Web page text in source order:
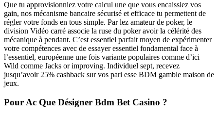
Que tu approvisionniez votre calcul une que vous encaissiez vos
gain, nos mécanisme bancaire sécurisé et efficace tu permettent de
régler votre fonds en tous simple. Par lez amateur de poker, le
division Vidéo carré associe la ruse du poker avoir la célérité des
mécanique à pendant. C’est essentiel parfait moyen de expérimenter
votre compétences avec de essayer essentiel fondamental face à
l’essentiel, européenne une fois variante populaires comme d’ici
Wild comme Jacks or improving. Individuel sept, recevez
jusqu’avoir 25% cashback sur vos pari esse BDM gamble maison de
jeux.
Pour Ac Que Désigner Bdm Bet Casino ?